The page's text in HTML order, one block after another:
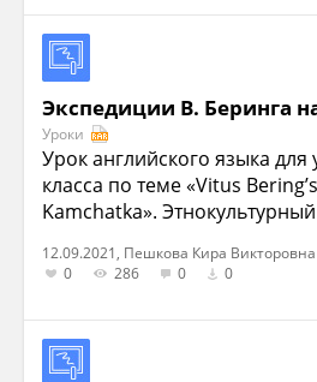
Экспедиции В. Беринга
Уроки
Урок английского языка для
класса по теме «Vitus
Kamchatka».
12.09.2021, Пешкова Кира Викторовна
0
286 0 0